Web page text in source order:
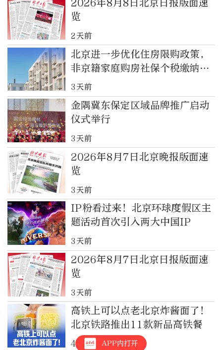
2026年8月8日北京日报版面速
览
2天前
北京进一步优化住房限购政策，
非京籍家庭购房社保个税缴纳年
限下调为一年
3天前
金隅冀东保定区域品牌推广启动
仪式举行
3天前
2026年8月7日北京晚报版面速
览
3天前
IP粉看过来！北京环球度假区主
题活动首次引入两大中国IP
3天前
2026年8月7日北京日报版面速
览
3天前
高铁上可以点老北京炸酱面了！
北京铁路推出11款新品高铁餐
4天前 APP内打开